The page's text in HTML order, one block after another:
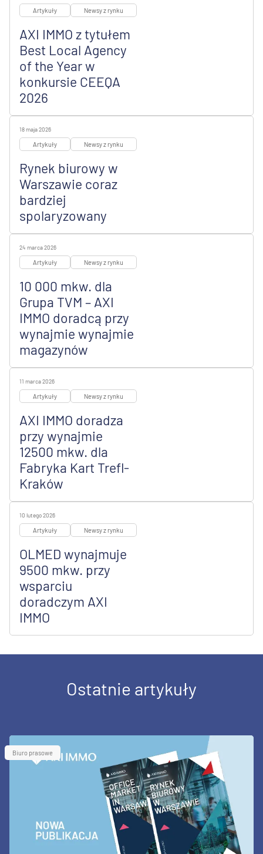
Artykuły Newsy z rynku
AXI IMMO z tytułem
Best Local Agency
of the Year w
konkursie CEEQA
2026
18 maja 2026
Artykuły Newsy z rynku
Rynek biurowy w
Warszawie coraz
bardziej
spolaryzowany
24 marca 2026
Artykuły Newsy z rynku
10 000 mkw. dla
Grupa TVM – AXI
IMMO doradcą przy
wynajmie wynajmie
magazynów
11 marca 2026
Artykuły Newsy z rynku
AXI IMMO doradza
przy wynajmie
12500 mkw. dla
Fabryka Kart Trefl-
Kraków
10 lutego 2026
Artykuły Newsy z rynku
OLMED wynajmuje
9500 mkw. przy
wsparciu
doradczym AXI
IMMO
Ostatnie artykuły
Biuro prasowe